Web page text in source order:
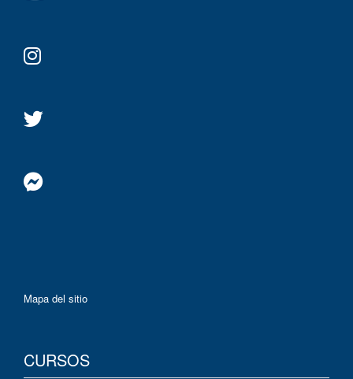
Mapa del sitio
CURSOS